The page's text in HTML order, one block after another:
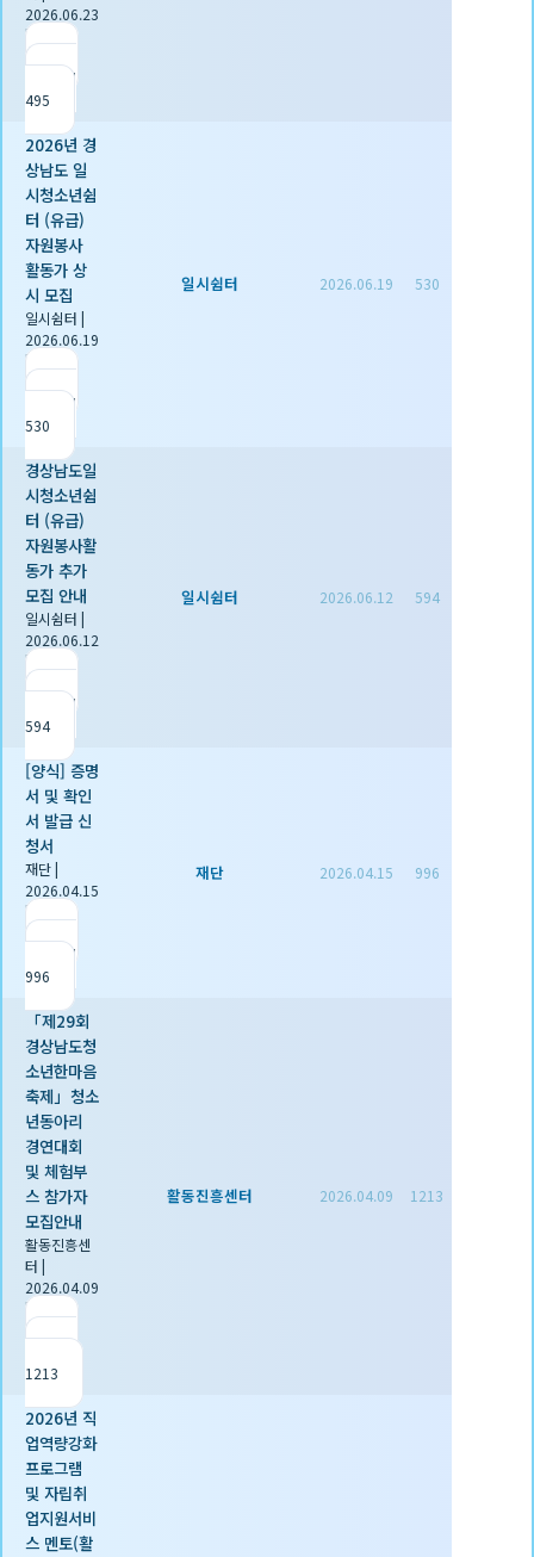
2026.06.23
|
조회
495
2026년 경
상남도 일
시청소년쉼
터 (유급)
자원봉사
활동가 상
시 모집
일시쉼터 |
2026.06.19
|
조회
530
일시쉼터 2026.06.19 530
경상남도일
시청소년쉼
터 (유급)
자원봉사활
동가 추가
모집 안내
일시쉼터 |
2026.06.12
|
조회
594
일시쉼터 2026.06.12 594
[양식] 증명
서 및 확인
서 발급 신
청서
재단|
2026.04.15
|
조회
996
재단 2026.04.15 996
「제29회
경상남도청
소년한마음
축제」청소
년동아리
경연대회
및 체험부
스 참가자
모집안내
활동진흥센
터 |
2026.04.09
|
1213
활동진흥센터 2026.04.09 1213
2026년 직
업역량강화
프로그램
및 자립취
업지원서비
스 멘토(활